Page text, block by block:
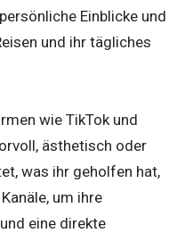
Einblicke und
und ihr tägliches
wie TikTok und
ästhetisch oder
was ihr geholfen hat,
um ihre
eine direkte